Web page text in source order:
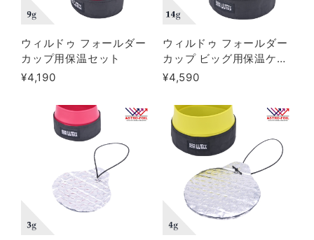
ウィルドゥ フォールダー
カップ用保温セット
¥4,190
ウィルドゥ フォールダー
カップ ビッグ用保温ケー
ス・蓋
¥4,590